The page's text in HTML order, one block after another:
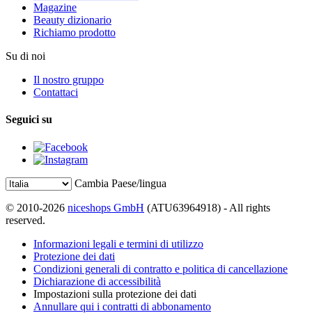
Magazine
Beauty dizionario
Richiamo prodotto
Su di noi
Il nostro gruppo
Contattaci
Seguici su
Cambia Paese/lingua
© 2010-2026 niceshops GmbH (ATU63964918) - All rights
reserved.
Informazioni legali e termini di utilizzo
Protezione dei dati
Condizioni generali di contratto e politica di cancellazione
Dichiarazione di accessibilità
Impostazioni sulla protezione dei dati
Annullare qui i contratti di abbonamento